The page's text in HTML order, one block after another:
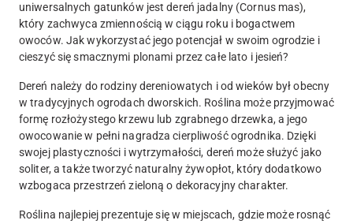
uniwersalnych gatunków jest dereń jadalny (Cornus mas),
który zachwyca zmiennością w ciągu roku i bogactwem
owoców. Jak wykorzystać jego potencjał w swoim ogrodzie i
cieszyć się smacznymi plonami przez całe lato i jesień?
Dereń należy do rodziny dereniowatych i od wieków był obecny
w tradycyjnych ogrodach dworskich. Roślina może przyjmować
formę rozłożystego krzewu lub zgrabnego drzewka, a jego
owocowanie w pełni nagradza cierpliwość ogrodnika. Dzięki
swojej plastyczności i wytrzymałości, dereń może służyć jako
soliter, a także tworzyć naturalny żywopłot, który dodatkowo
wzbogaca przestrzeń zieloną o dekoracyjny charakter.
Roślina najlepiej prezentuje się w miejscach, gdzie może rosnąć